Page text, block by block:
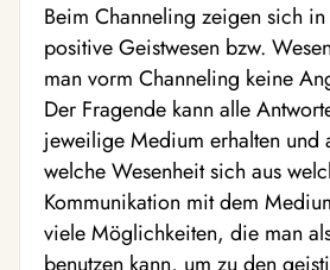
Beim Channeling zeigen sich
positive Geistwesen bzw.
man vorm Channeling keine
Der Fragende kann alle
jeweilige Medium erhalten und
welche Wesenheit sich aus
Kommunikation mit dem
viele Möglichkeiten, die man